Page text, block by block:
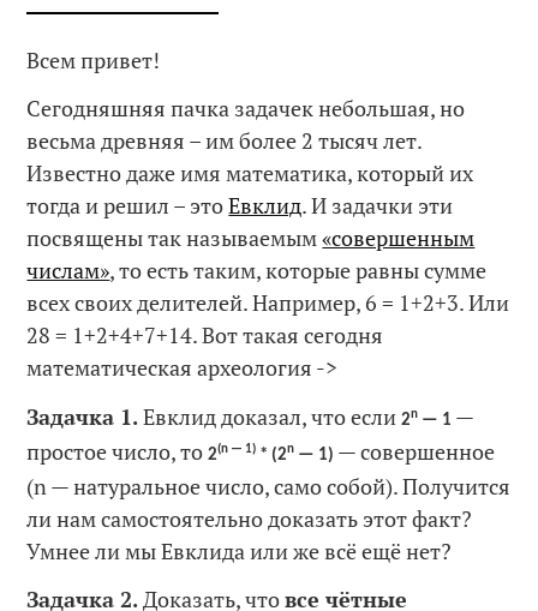
Всем привет!
Сегодняшняя пачка задачек небольшая, но
весьма древняя – им более 2 тысяч лет.
Известно даже имя математика, который их
тогда и решил – этоЕвклид. И задачки эти
посвящены так называемым«совершенным
числам», то есть таким, которые равны сумме
всех своих делителей. Например, 6 = 1+2+3. Или
28 = 1+2+4+7+14. Вот такая сегодня
математическая археология ->
Задачка 1.Евклид доказал, что если2n — 1 —
простое число, то2(n — 1) * (2n — 1) — совершенное
(n — натуральное число, само собой). Получится
ли нам самостоятельно доказать этот факт?
Умнее ли мы Евклида или же всё ещё нет?
Задачка 2.Доказать, чтовсе чётные